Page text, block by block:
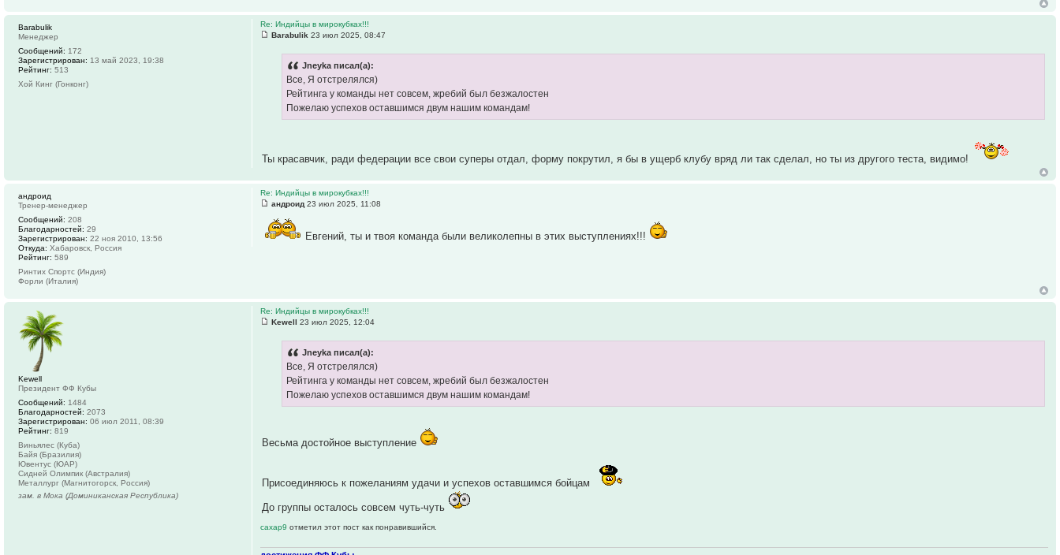
Re: Индийцы в мирокубках!!!
Barabulik 23 июл 2025, 08:47
Jneyka писал(а):
Все, Я отстрелялся)
Рейтинга у команды нет совсем, жребий был безжалостен
Пожелаю успехов оставшимся двум нашим командам!
Ты красавчик, ради федерации все свои суперы отдал, форму покрутил, я бы в ущерб клубу вряд ли так сделал, но ты из другого теста, видимо!
Barabulik
Менеджер
Сообщений: 172
Зарегистрирован: 13 май 2023, 19:38
Рейтинг: 513
Хой Кинг (Гонконг)
Re: Индийцы в мирокубках!!!
андроид 23 июл 2025, 11:08
Евгений, ты и твоя команда были великолепны в этих выступлениях!!!
андроид
Тренер-менеджер
Сообщений: 208
Благодарностей: 29
Зарегистрирован: 22 ноя 2010, 13:56
Откуда: Хабаровск, Россия
Рейтинг: 589
Ринтих Спортс (Индия)
Форли (Италия)
Re: Индийцы в мирокубках!!!
Kewell 23 июл 2025, 12:04
Jneyka писал(а):
Все, Я отстрелялся)
Рейтинга у команды нет совсем, жребий был безжалостен
Пожелаю успехов оставшимся двум нашим командам!
Весьма достойное выступление
Присоединяюсь к пожеланиям удачи и успехов оставшимся бойцам
До группы осталось совсем чуть-чуть
caxap9отметил этот пост как понравившийся.
Kewell
Президент ФФ Кубы
Сообщений: 1484
Благодарностей: 2073
Зарегистрирован: 06 июл 2011, 08:39
Рейтинг: 819
Виньялес (Куба)
Байя (Бразилия)
Ювентус (ЮАР)
Сидней Олимпик (Австралия)
Металлург (Магнитогорск, Россия)
зам. в Мока (Доминиканская Республика)